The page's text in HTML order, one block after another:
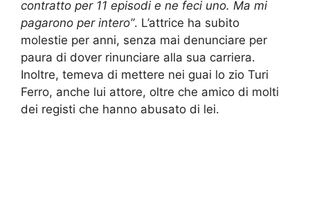
contratto per 11 episodi e ne feci uno. Ma mi
pagarono per intero”. L’attrice ha subito
molestie per anni, senza mai denunciare per
paura di dover rinunciare alla sua carriera.
Inoltre, temeva di mettere nei guai lo zio Turi
Ferro, anche lui attore, oltre che amico di molti
dei registi che hanno abusato di lei.